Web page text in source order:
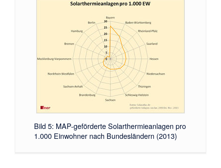
Bild 5: MAP-geförderte Solarthermieanlagen pro
1.000 Einwohner nach Bundesländern (2013)